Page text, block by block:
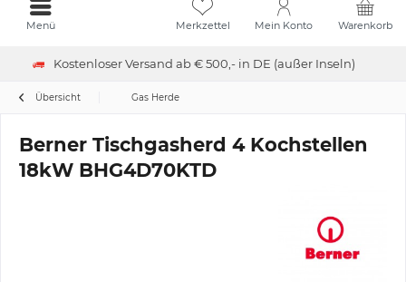
Kostenloser Versand ab € 500,- in DE (außer Inseln)
Warenkorb
Merkzettel Mein Konto
Menü
Übersicht Gas Herde
Berner Tischgasherd 4 Kochstellen
18kW BHG4D70KTD